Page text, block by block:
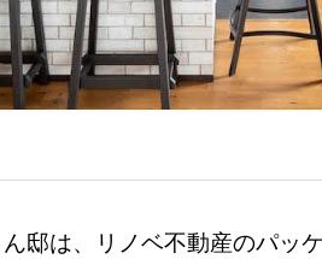
邸は、リノベ不動産のパッ